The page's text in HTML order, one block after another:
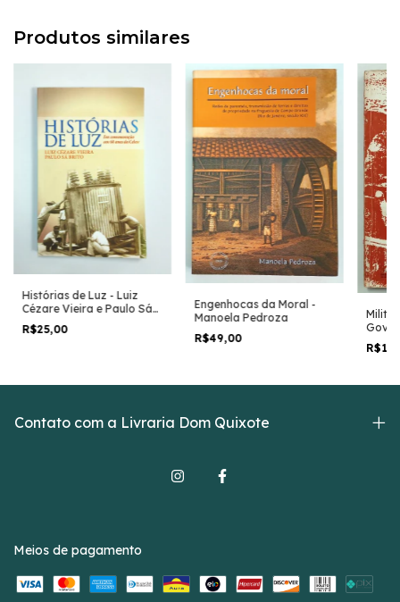
Produtos similares
Histórias de Luz - Luiz
Cézare Vieira e Paulo Sá
Brito
R$25,00
Engenhocas da Moral -
Manoela Pedroza
R$49,00
Contato com a Livraria Dom Quixote
Meios de pagamento